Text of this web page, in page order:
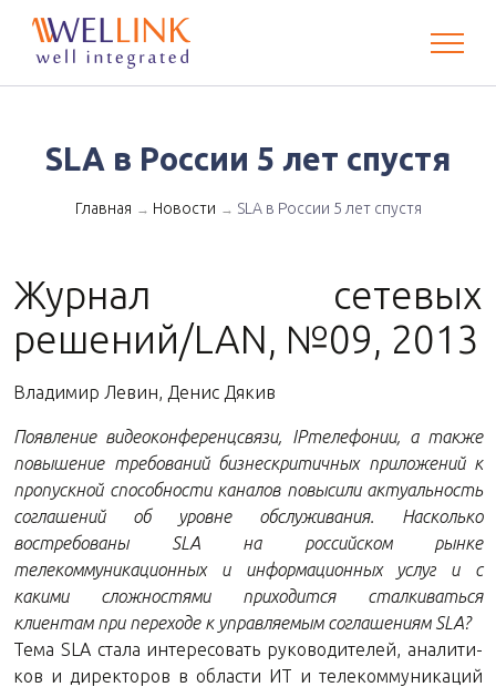
SLA в России 5 лет спустя
Главная → Новости → SLA в России 5 лет спустя
Журнал сетевых
решений/LAN, №09, 2013
Владимир Левин, Денис Дякив
Появление видеоконференцсвязи, IPтелефонии, а также
повышение требований бизнескритичных приложений к
пропускной способности каналов повысили актуальность
соглашений об уровне обслуживания. Насколько
востребованы SLA на российском рынке
телекоммуникационных и информационных услуг и с
какими сложностями приходится сталкиваться
клиентам при переходе к управляемым соглашениям SLA?
Тема SLA стала ин­те­ре­со­вать ру­ко­во­ди­те­лей, ана­ли­ти­
ков и ди­рек­то­ров в об­ла­сти ИТ и те­ле­ком­му­ни­ка­ций